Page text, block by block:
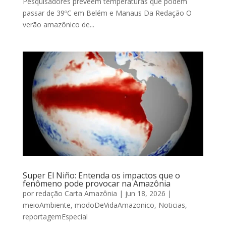
passar de 39ºC em Belém e Manaus Da Redação O
verão amazônico de...
Super El Niño: Entenda os impactos que o
fenômeno pode provocar na Amazônia
por redação Carta Amazônia | jun 18, 2026 |
meioAmbiente, modoDeVidaAmazonico, Noticias,
reportagemEspecial